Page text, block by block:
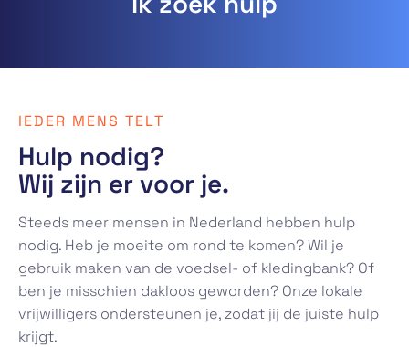
IEDER MENS TELT
Hulp nodig?
Wij zijn er voor je.
Steeds meer mensen in Nederland hebben hulp
nodig. Heb je moeite om rond te komen? Wil je
gebruik maken van de voedsel- of kledingbank? Of
ben je misschien dakloos geworden? Onze lokale
vrijwilligers ondersteunen je, zodat jij de juiste hulp
krijgt.